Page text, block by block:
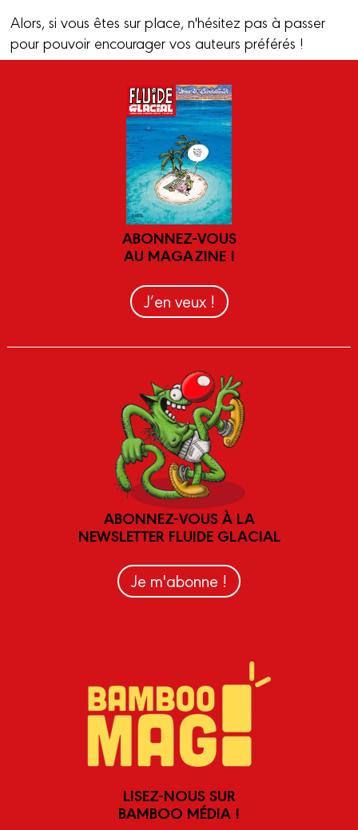
Alors, si vous êtes sur place, n'hésitez pas à passer
pour pouvoir encourager vos auteurs préférés !
ABONNEZ-VOUS
AU MAGAZINE !
J’en veux !
ABONNEZ-VOUS À LA
NEWSLETTER FLUIDE GLACIAL
Je m'abonne !
LISEZ-NOUS SUR
BAMBOO MÉDIA !